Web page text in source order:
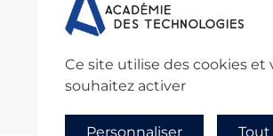
Ce site utilise des cookies
souhaitez activer
Personnaliser